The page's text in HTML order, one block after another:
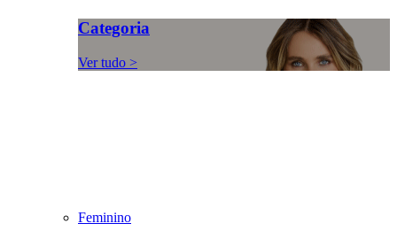
Categoria
Ver tudo >
Feminino